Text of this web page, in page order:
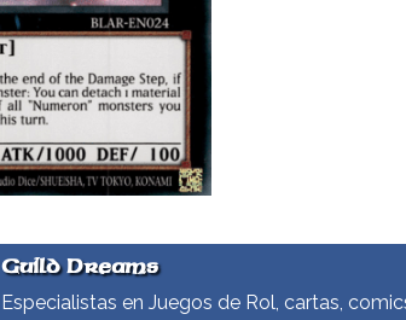
Guild Dreams
Especialistas en Juegos de Rol, cartas,